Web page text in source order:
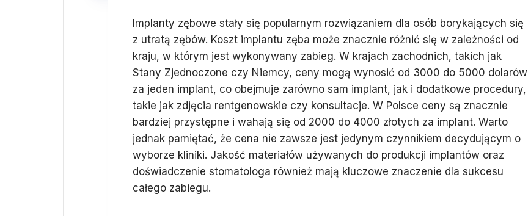
Implanty zębowe stały się popularnym rozwiązaniem dla osób borykających się
z utratą zębów. Koszt implantu zęba może znacznie różnić się w zależności od
kraju, w którym jest wykonywany zabieg. W krajach zachodnich, takich jak
Stany Zjednoczone czy Niemcy, ceny mogą wynosić od 3000 do 5000 dolarów
za jeden implant, co obejmuje zarówno sam implant, jak i dodatkowe procedury,
takie jak zdjęcia rentgenowskie czy konsultacje. W Polsce ceny są znacznie
bardziej przystępne i wahają się od 2000 do 4000 złotych za implant. Warto
jednak pamiętać, że cena nie zawsze jest jedynym czynnikiem decydującym o
wyborze kliniki. Jakość materiałów używanych do produkcji implantów oraz
doświadczenie stomatologa również mają kluczowe znaczenie dla sukcesu
całego zabiegu.